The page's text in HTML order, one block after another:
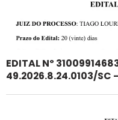
EDITAL Nº
49.2026.8.24.0103/SC